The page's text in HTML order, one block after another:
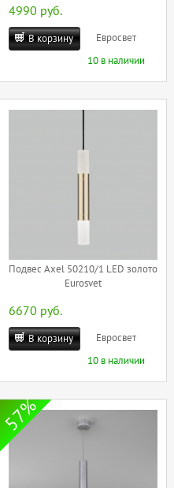
4990 руб.
В корзину
Евросвет
10 в наличии
Подвес Axel 50210/1 LED золото
Eurosvet
6670 руб.
В корзину
Евросвет
10 в наличии
57%